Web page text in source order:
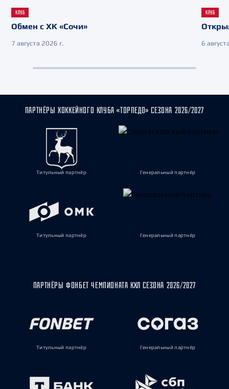
КЛУБ
Обмен с ХК «Сочи»
7 августа 2026 г.
КЛУБ
6
ПАРТНЁРЫ ХОККЕЙНОГО КЛУБА «ТОРПЕДО» СЕЗОНА 2026/2027
Титульный партнёр Генеральный партнёр
Титульный партнёр Генеральный партнёр
ПАРТНЁРЫ ФОНБЕТ ЧЕМПИОНАТА КХЛ СЕЗОНА 2026/2027
Титульный партнёр Генеральный партнёр